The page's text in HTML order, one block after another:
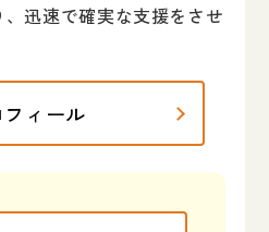
迅速で確実な支援をさせ
フィール